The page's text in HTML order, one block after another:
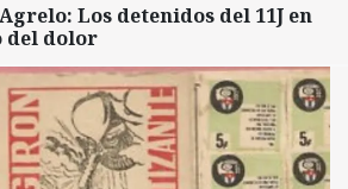
Los detenidos del 11J en
del dolor